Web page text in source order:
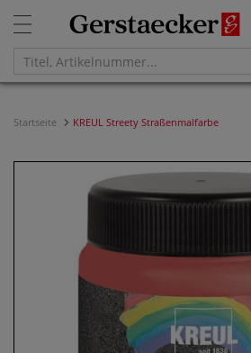
Startseite KREUL Streety Straßenmalfarbe